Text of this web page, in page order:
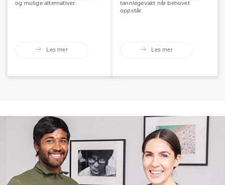
og mulige alternativer.
Les mer
tannlegevakt når behovet
oppstår.
Les mer